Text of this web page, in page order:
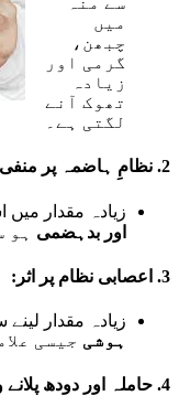
میں
چبھن،
گرمی اور
زیادہ
تھوک آنے
لگتی ہے۔
2. نظامِ ہاضمہ پر منفی
زیادہ مقدار
اور بدہضمی ہو
3. اعصابی نظام پر اثر:
زیادہ مقدار لینے
ہوشی جیسی
4. حاملہ اور دودھ پلانے